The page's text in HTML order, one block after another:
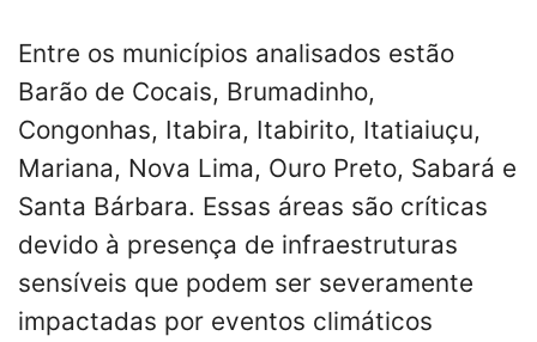
Entre os municípios analisados estão
Barão de Cocais, Brumadinho,
Congonhas, Itabira, Itabirito, Itatiaiuçu,
Mariana, Nova Lima, Ouro Preto, Sabará e
Santa Bárbara. Essas áreas são críticas
devido à presença de infraestruturas
sensíveis que podem ser severamente
impactadas por eventos climáticos